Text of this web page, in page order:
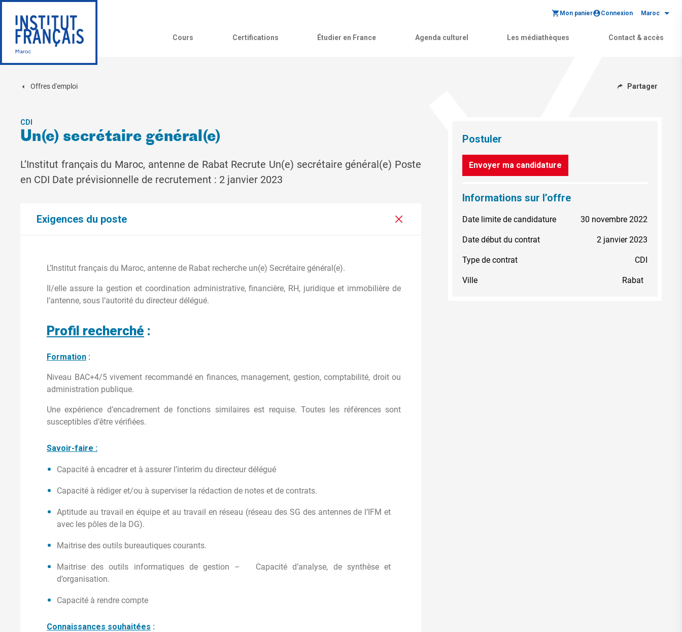
Mon panier Connexion Maroc
Cours Certifications Étudier en France Agenda culturel Les médiathèques Contact & accès
Offres d'emploi Partager
CDI
Un(e) secrétaire général(e)
L’Institut français du Maroc, antenne de Rabat Recrute Un(e) secrétaire général(e) Poste
en CDI Date prévisionnelle de recrutement : 2 janvier 2023
Exigences du poste
L’Institut français du Maroc, antenne de Rabat recherche un(e) Secrétaire général(e).
Il/elle assure la gestion et coordination administrative, financière, RH, juridique et immobilière de
l’antenne, sous l’autorité du directeur délégué.
Profil recherché :
Formation :
Niveau BAC+4/5 vivement recommandé en finances, management, gestion, comptabilité, droit ou
administration publique.
Une expérience d’encadrement de fonctions similaires est requise. Toutes les références sont
susceptibles d’être vérifiées.
Savoir-faire :
Capacité à encadrer et à assurer l’interim du directeur délégué
Capacité à rédiger et/ou à superviser la rédaction de notes et de contrats.
Aptitude au travail en équipe et au travail en réseau (réseau des SG des antennes de l’IFM et
avec les pôles de la DG).
Maitrise des outils bureautiques courants.
Maitrise des outils informatiques de gestion – Capacité d’analyse, de synthèse et
d’organisation.
Capacité à rendre compte
Connaissances souhaitées :
Postuler
Envoyer ma candidature
Informations sur l’offre
Date limite de candidature 30 novembre 2022
Date début du contrat 2 janvier 2023
Type de contrat CDI
Ville Rabat